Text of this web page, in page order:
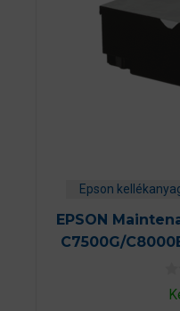
Epson
EPSON
C7500G/
0
a